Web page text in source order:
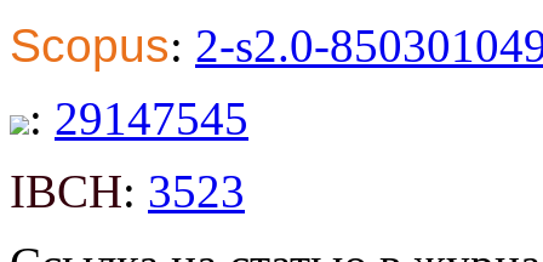
Scopus: 2-s2.0-
: 29147545
IBCH: 3523